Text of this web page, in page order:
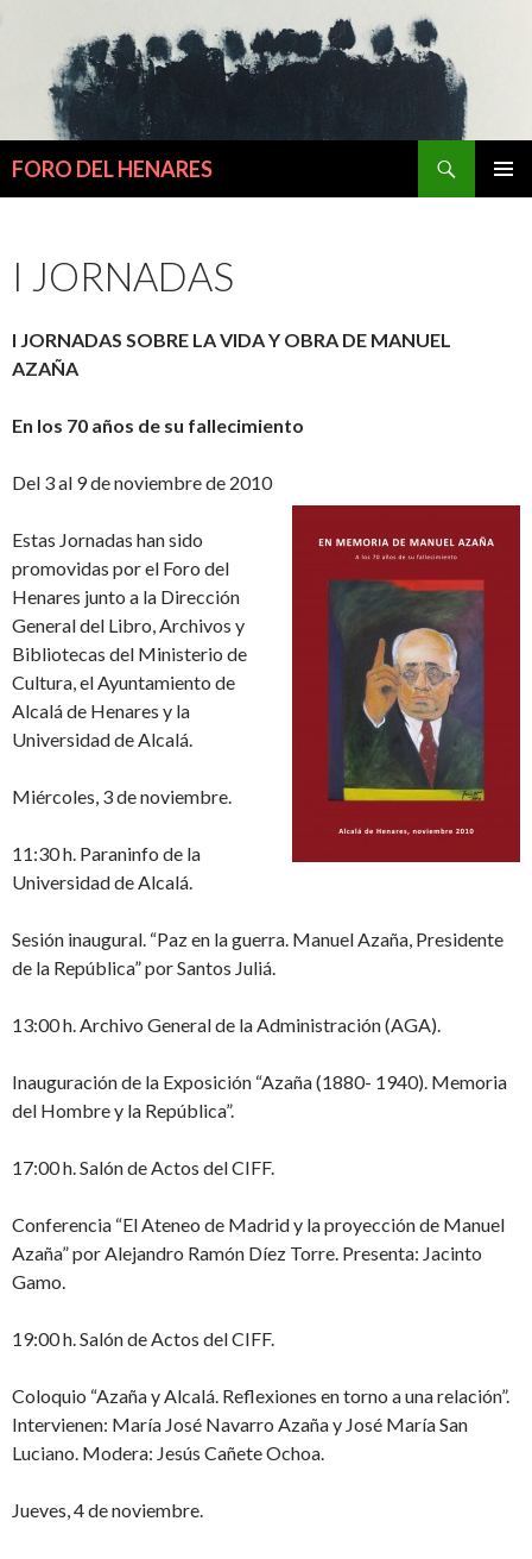
FORO DEL HENARES
I JORNADAS
I JORNADAS SOBRE LA VIDA Y OBRA DE MANUEL
AZAÑA
En los 70 años de su fallecimiento
Del 3 al 9 de noviembre de 2010
Estas Jornadas han sido
promovidas por el Foro del
Henares junto a la Dirección
General del Libro, Archivos y
Bibliotecas del Ministerio de
Cultura, el Ayuntamiento de
Alcalá de Henares y la
Universidad de Alcalá.
Miércoles, 3 de noviembre.
11:30 h. Paraninfo de la
Universidad de Alcalá.
Sesión inaugural. “Paz en la guerra. Manuel Azaña, Presidente
de la República” por Santos Juliá.
13:00 h. Archivo General de la Administración (AGA).
Inauguración de la Exposición “Azaña (1880- 1940). Memoria
del Hombre y la República”.
17:00 h. Salón de Actos del CIFF.
Conferencia “El Ateneo de Madrid y la proyección de Manuel
Azaña” por Alejandro Ramón Díez Torre. Presenta: Jacinto
Gamo.
19:00 h. Salón de Actos del CIFF.
Coloquio “Azaña y Alcalá. Reflexiones en torno a una relación”.
Intervienen: María José Navarro Azaña y José María San
Luciano. Modera: Jesús Cañete Ochoa.
Jueves, 4 de noviembre.